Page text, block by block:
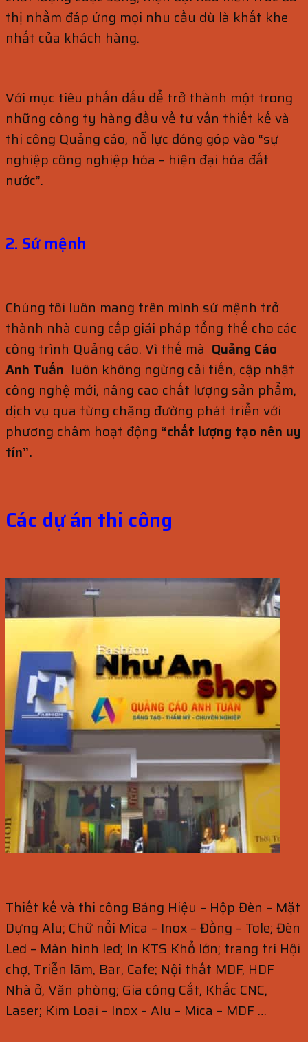
thị nhằm đáp ứng mọi nhu cầu dù là khắt khe
nhất của khách hàng.
Với mục tiêu phấn đấu để trở thành một trong
những công ty hàng đầu về tư vấn thiết kế và
thi công Quảng cáo, nỗ lực đóng góp vào “sự
nghiệp công nghiệp hóa – hiện đại hóa đất
nước”.
2. Sứ mệnh
Chúng tôi luôn mang trên mình sứ mệnh trở
thành nhà cung cấp giải pháp tổng thể cho các
công trình Quảng cáo. Vì thế mà Quảng Cáo
Anh Tuấn luôn không ngừng cải tiến, cập nhật
công nghệ mới, nâng cao chất lượng sản phẩm,
dịch vụ qua từng chặng đường phát triển với
phương châm hoạt động “chất lượng tạo nên uy
tín”.
Các dự án thi công
Thiết kế và thi công Bảng Hiệu – Hộp Đèn – Mặt
Dựng Alu; Chữ nổi Mica – Inox – Đồng – Tole; Đèn
Led – Màn hình led; In KTS Khổ lớn; trang trí Hội
chợ, Triễn lãm, Bar, Cafe; Nội thất MDF, HDF
Nhà ở, Văn phòng; Gia công Cắt, Khắc CNC,
Laser; Kim Loại – Inox – Alu – Mica – MDF …